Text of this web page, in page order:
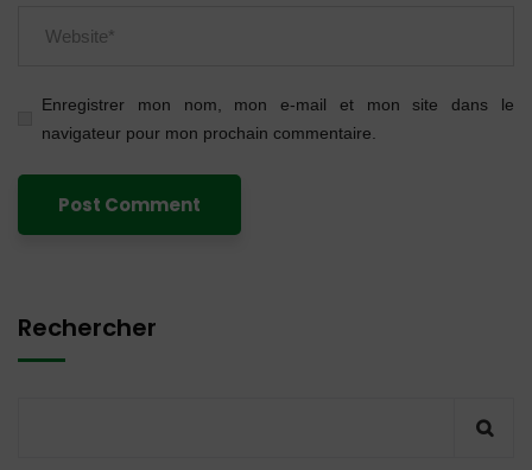
Enregistrer mon nom, mon e-mail et mon site dans le
navigateur pour mon prochain commentaire.
Rechercher